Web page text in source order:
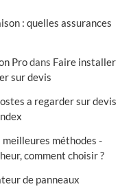
: quelles assurances
Prodans Faire installer
sur devis
a regarder sur devis
meilleures méthodes -
comment choisir ?
de panneaux